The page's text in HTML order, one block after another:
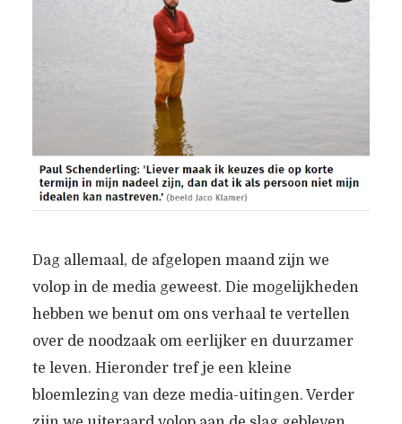
Dag allemaal, de afgelopen maand zijn we
volop in de media geweest. Die mogelijkheden
hebben we benut om ons verhaal te vertellen
over de noodzaak om eerlijker en duurzamer
te leven. Hieronder tref je een kleine
bloemlezing van deze media-uitingen. Verder